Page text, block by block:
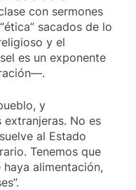
con sermones
sacados de lo
y el
es un exponente
y
No es
al Estado
Tenemos que
alimentación,